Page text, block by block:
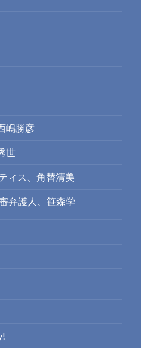
嶋勝彦
世
ィス、角替清美
弁護人、笹森学